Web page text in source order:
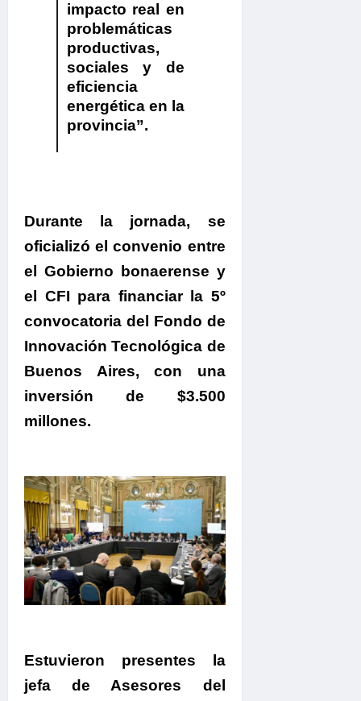
impacto real en
problemáticas
productivas,
sociales y de
eficiencia
energética en la
provincia”.
Durante la jornada, se
oficializó el convenio entre
el Gobierno bonaerense y
el CFI para financiar la 5º
convocatoria del Fondo de
Innovación Tecnológica de
Buenos Aires, con una
inversión de $3.500
millones.
Estuvieron presentes la
jefa de Asesores del